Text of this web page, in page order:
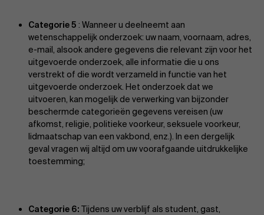
Categorie 5 : Wanneer u deelneemt aan
wetenschappelijk onderzoek: uw naam, voornaam, adres,
e-mail, alsook andere gegevens die relevant zijn voor het
uitgevoerde onderzoek, alle informatie die u ons
verstrekt of die wordt verzameld in functie van het
uitgevoerde onderzoek. Het onderzoek dat we
uitvoeren, kan mogelijk de verwerking van bijzonder
beschermde categorieën gegevens vereisen (uw
afkomst, religie, politieke voorkeur, seksuele voorkeur,
lidmaatschap van een vakbond, enz.). In een dergelijk
geval vragen wij altijd om uw voorafgaande uitdrukkelijke
toestemming;
Categorie 6: Tijdens uw verblijf als student, gast,